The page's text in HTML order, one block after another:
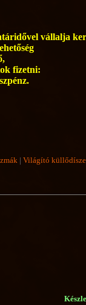
vállalja
fizetni:
| Világító